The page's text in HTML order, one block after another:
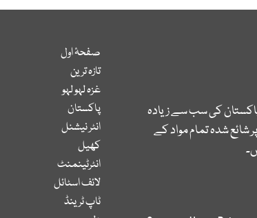
کی سب سے زیادہ
شدہ تمام مواد کے
صفحۂ اول
تازہ ترین
غزہ لہو لہو
پاکستان
انٹر نیشنل
کھیل
انٹرٹینمنٹ
لائف اسٹائل
ٹاپ ٹرینڈ